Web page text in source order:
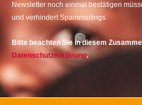
Newsletter noch einmal bestätigen
und verhindert Spammailings.
Bitte beachten Sie in diesem
Datenschutzerklärung.